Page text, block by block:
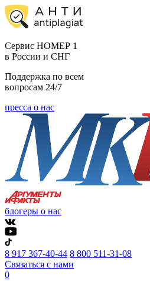
Cервис НОМЕР 1
в России и СНГ
Поддержка по всем
вопросам 24/7
пресса о нас
блогеры о нас
8 917 367-40-44 8 800 511-31-08
Связаться с нами
0